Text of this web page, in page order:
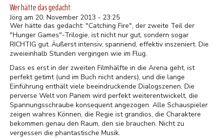
Wer hätte das gedacht:
Jörg am 20. November 2013 - 23:25
Wer hätte das gedacht: "Catching Fire", der zweite Teil der
"Hunger Games"-Trilogie, ist nicht nur gut, sondern sogar
RICHTIG gut. Äußerst intensiv, spannend, effektiv inszeniert. Die
zweieinhalb Stunden vergingen wie im Flug.
Dass es erst in der zweiten Filmhälfte in die Arena geht, ist
perfekt getimt (und im Buch nicht anders), und die lange
Einführung enthält viele beeindruckende Dialogszenen. Die
perverse Welt von Panem wird perfekt weiterentwickelt, die
Spannungsschraube konsequent angezogen. Alle Schauspieler
zeigen wahres Können, die Regie ist grandios, die Charaktere
bekommen genau den Raum, den sie brauchen. Nicht zu
vergessen die phantastische Musik.